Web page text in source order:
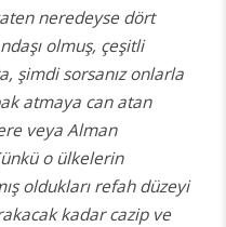
neredeyse dört
olmuş, çeşitli
şimdi sorsanız onlarla
atmaya can atan
veya Alman
o ülkelerin
oldukları refah düzeyi
kadar cazip ve